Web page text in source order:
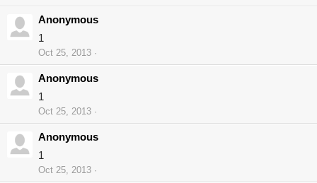
Anonymous
1
Oct 25, 2013
Anonymous
1
Oct 25, 2013
Anonymous
1
Oct 25, 2013